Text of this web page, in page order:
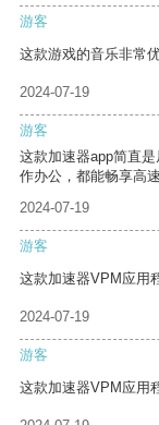
游客
这款游戏的音乐非常
2024-07-19
游客
这款加速器app简直
作办公，都能畅享高
2024-07-19
游客
这款加速器VPM应用
2024-07-19
游客
这款加速器VPM应用